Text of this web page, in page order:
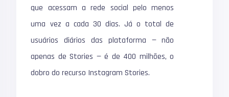
que acessam a rede social pelo menos
uma vez a cada 30 dias. Já o total de
usuários diários das plataforma — não
apenas de Stories — é de 400 milhões, o
dobro do recurso Instagram Stories.